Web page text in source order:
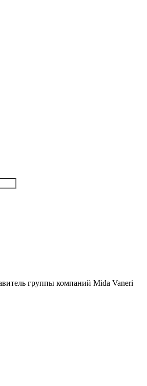
группы компаний Mida Vaneri